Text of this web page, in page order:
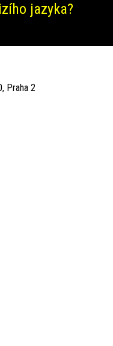
jazyka?
Praha 2